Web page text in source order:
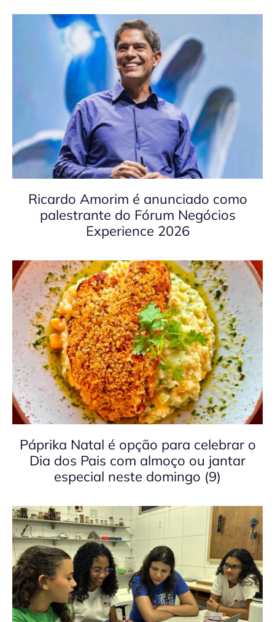
Ricardo Amorim é anunciado como
palestrante do Fórum Negócios
Experience 2026
Páprika Natal é opção para celebrar o
Dia dos Pais com almoço ou jantar
especial neste domingo (9)